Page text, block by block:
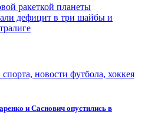
ракеткой планеты
дефицит в три шайбы и
новости футбола, хоккея
и Саснович опустились в